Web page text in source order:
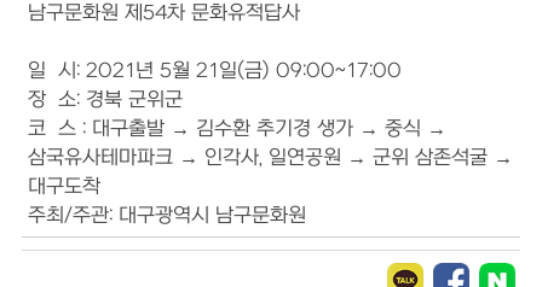
남구문화원 제54차 문화유적답사
일 시: 2021년 5월 21일(금) 09:00~17:00
장 소: 경북 군위군
코 스 : 대구출발 → 김수환 추기경 생가 → 중식 →
삼국유사테마파크 → 인각사, 일연공원 → 군위 삼존석굴 →
대구도착
주최/주관: 대구광역시 남구문화원